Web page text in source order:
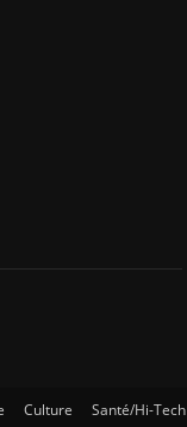
Culture Santé/Hi-Tech